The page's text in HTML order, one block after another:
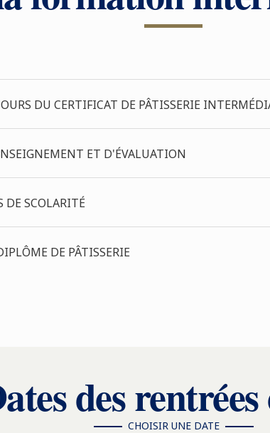
DU CERTIFICAT DE PÂTISSERIE
ET D'ÉVALUATION
DE SCOLARITÉ
DE PÂTISSERIE
des
CHOISIR UNE DATE